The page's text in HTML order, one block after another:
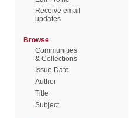
Receive email
updates
Browse
Communities
& Collections
Issue Date
Author
Title
Subject